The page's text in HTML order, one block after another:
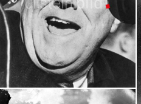
Franklin D. Roosevelt